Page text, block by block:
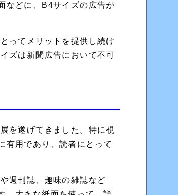
などに、B4サイズの広告が
ってメリットを提供し続け
ズは新聞広告において不可
を遂げてきました。特に視
有用であり、読者にとって
週刊誌、趣味の雑誌など